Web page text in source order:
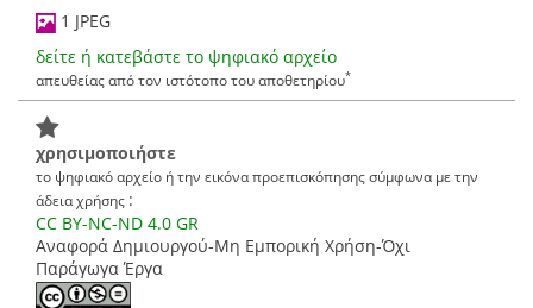
1 JPEG
δείτε ή κατεβάστε το ψηφιακό αρχείο
απευθείας από τον ιστότοπο του αποθετηρίου*
χρησιμοποιήστε
το ψηφιακό αρχείο ή την εικόνα προεπισκόπησης σύμφωνα με την
άδεια χρήσης :
CC BY-NC-ND 4.0 GR
Αναφορά Δημιουργού-Μη Εμπορική Χρήση-Όχι
Παράγωγα Έργα